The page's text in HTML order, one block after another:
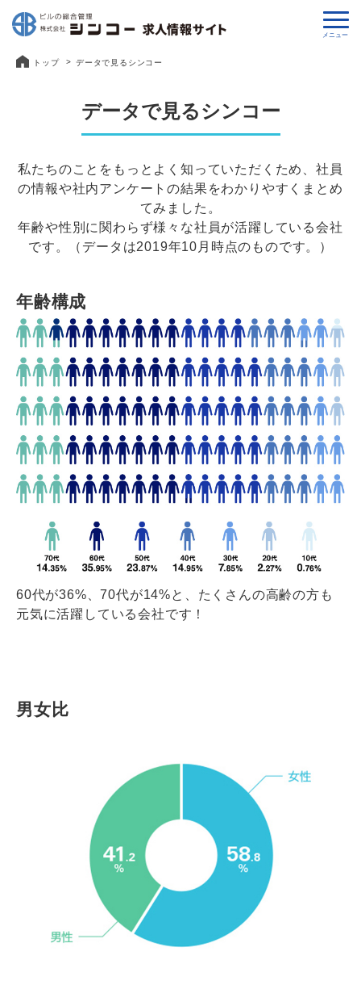
メニュー
トップ データで見るシンコー
データで見るシンコー
私たちのことをもっとよく知っていただくため、社員
の情報や社内アンケートの結果をわかりやすくまとめ
てみました。
年齢や性別に関わらず様々な社員が活躍している会社
です。（データは2019年10月時点のものです。）
年齢構成
60代が36%、70代が14%と、たくさんの高齢の方も
元気に活躍している会社です！
男女比